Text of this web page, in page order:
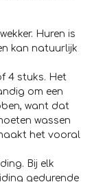
Huren is
kan natuurlijk
4 stuks. Het
om een
want dat
wassen
het vooral
Bij elk
gedurende